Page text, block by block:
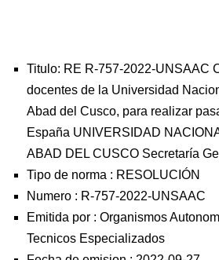
Titulo: RE R-757-2022-UNSAAC
docentes de la Universidad
Abad del Cusco, para realizar
España UNIVERSIDAD
ABAD DEL CUSCO Secretaría
Tipo de norma : RESOLUCIÓN
Numero : R-757-2022-UNSAAC
Emitida por : Organismos
Tecnicos Especializados